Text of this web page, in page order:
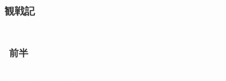
観戦記
前半